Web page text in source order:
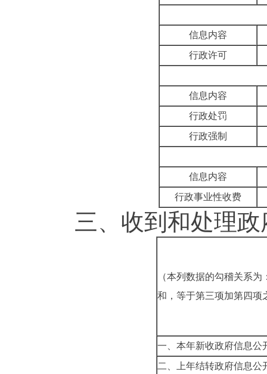
信息内容
行政许可
信息内容
行政处罚
行政强制
信息内容
行政事业性收费
三、 收到和处理
（本列数据的勾稽关系
和，等于第三项加第四项
一、本年新收政府信息公
二、上年结转政府信息公